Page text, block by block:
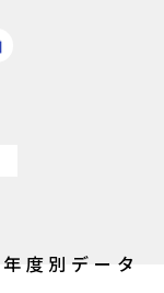
年度別データ